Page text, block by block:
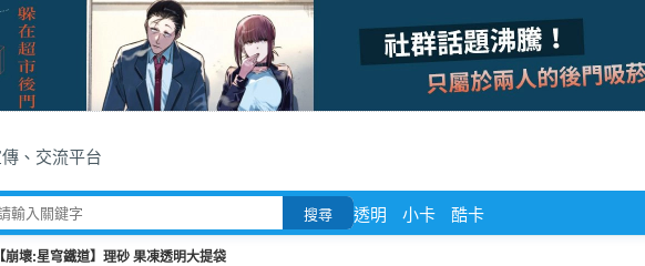
、交流平台
搜尋 透明 小卡 酷卡
崩壞:星穹鐵道】理砂 果凍透明大提袋